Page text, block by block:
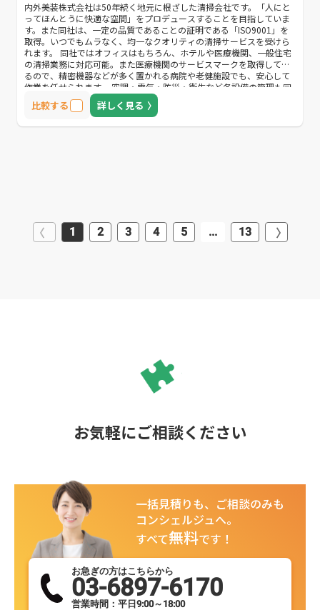
内外美装株式会社は50年続く地元に根ざした清掃会社です。「人にと
ってほんとうに快適な空間」をプロデュースすることを目指していま
す。また同社は、一定の品質であることの証明である「ISO9001」を
取得。いつでもムラなく、均一なクオリティの清掃サービスを受けら
れます。 同社ではオフィスはもちろん、ホテルや医療機関、一般住宅
の清掃業務に対応可能。また医療機関のサービスマークを取得してい
るので、精密機器などが多く置かれる病院や老健施設でも、安心して
作業を任せられます。 空調・電気・防災・衛生など各設備の管理も同
社で対応可能。他にもプールの水質管理や害虫駆除といった特殊な業
務にも対応できます。各官庁届出書類の作成・取扱責任者の選任・解
任届出書などの代行も可能。幅広い業務を一社で完結したい方におす
比較する 詳しく見る
1 2 3 4 5 ... 13
お気軽にご相談ください
一括見積りも、ご相談のみも
コンシェルジュへ。
すべて無料です！
お急ぎの方はこちらから
03-6897-6170
営業時間：平日9:00～18:00